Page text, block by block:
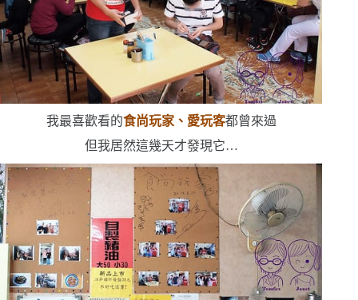
我最喜歡看的食尚玩家、愛玩客都曾來過
但我居然這幾天才發現它…